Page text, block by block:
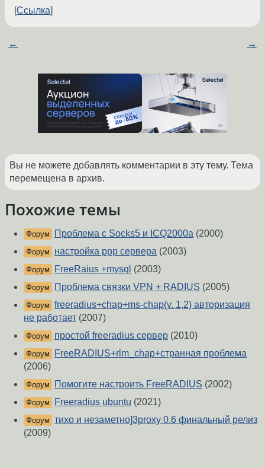
Ссылка
← →
Вы не можете добавлять комментарии в эту тему. Тема
перемещена в архив.
Похожие темы
Форум Проблема с Socks5 и ICQ2000a (2000)
Форум настройка ppp сервера (2003)
Форум FreeRaius +mysql (2003)
Форум Проблема связки VPN + RADIUS (2005)
Форум freeradius+chap+ms-chap(v. 1,2) авторизация
не работает (2007)
Форум простой freeradius сервер (2010)
Форум
FreeRADIUS+rlm_chap+странная проблема
(2006)
Форум Помогите настроить FreeRADIUS (2002)
Форум Freeradius ubuntu (2021)
Форум тихо и незаметно]3proxy 0.6 финальный релиз
(2009)